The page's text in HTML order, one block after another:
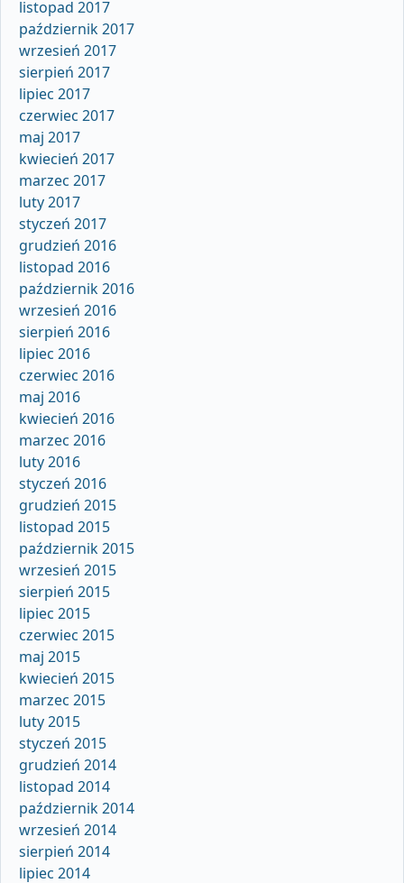
listopad 2017
październik 2017
wrzesień 2017
sierpień 2017
lipiec 2017
czerwiec 2017
maj 2017
kwiecień 2017
marzec 2017
luty 2017
styczeń 2017
grudzień 2016
listopad 2016
październik 2016
wrzesień 2016
sierpień 2016
lipiec 2016
czerwiec 2016
maj 2016
kwiecień 2016
marzec 2016
luty 2016
styczeń 2016
grudzień 2015
listopad 2015
październik 2015
wrzesień 2015
sierpień 2015
lipiec 2015
czerwiec 2015
maj 2015
kwiecień 2015
marzec 2015
luty 2015
styczeń 2015
grudzień 2014
listopad 2014
październik 2014
wrzesień 2014
sierpień 2014
lipiec 2014